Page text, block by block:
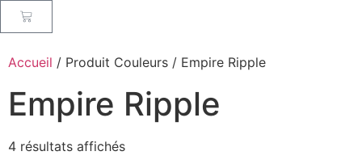
Accueil / Produit Couleurs / Empire Ripple
Empire Ripple
4 résultats affichés